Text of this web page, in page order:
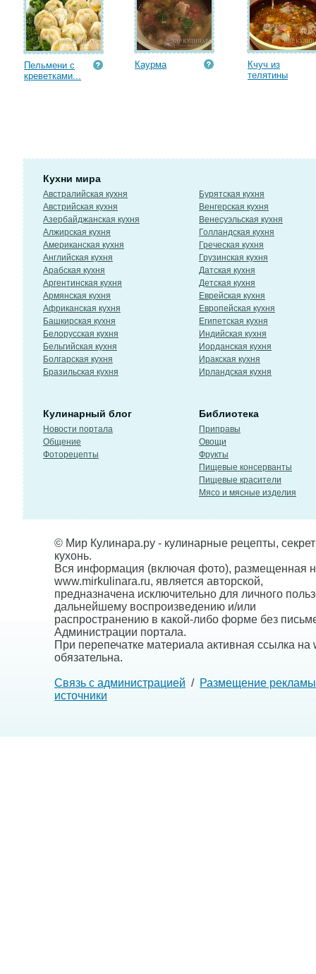
Пельмени с
креветками...
Каурма
Кчуч из
телятины
Кухни мира
Австралийская кухня
Австрийская кухня
Азербайджанская кухня
Алжирская кухня
Американская кухня
Английская кухня
Арабская кухня
Аргентинская кухня
Армянская кухня
Африканская кухня
Башкирская кухня
Белорусская кухня
Бельгийская кухня
Болгарская кухня
Бразильская кухня
Бурятская кухня
Венгерская кухня
Венесуэльская кухня
Голландская кухня
Греческая кухня
Грузинская кухня
Датская кухня
Детская кухня
Еврейская кухня
Европейская кухня
Египетская кухня
Индийская кухня
Иорданская кухня
Иракская кухня
Ирландская кухня
Кулинарный блог
Новости портала
Общение
Фоторецепты
Библиотека
Приправы
Овощи
Фрукты
Пищевые консерванты
Пищевые красители
Мясо и мясные изделия
© Мир Кулинара.ру - кулинарные рецепты,
кухонь.
Вся информация (включая фото), размещенная
www.mirkulinara.ru, является авторской,
предназначена исключительно для личного
дальнейшему воспроизведению и/или
распространению в какой-либо форме без
Администрации портала.
При перепечатке материала активная ссылка на
обязательна.
Связь с администрацией / Размещение рекламы
источники